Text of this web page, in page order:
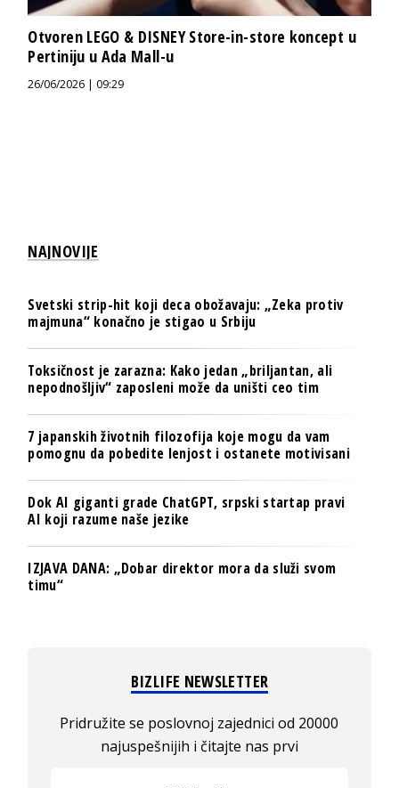
Otvoren LEGO & DISNEY Store-in-store koncept u
Pertiniju u Ada Mall-u
26/06/2026 | 09:29
NAJNOVIJE
Svetski strip-hit koji deca obožavaju: „Zeka protiv
majmuna“ konačno je stigao u Srbiju
Toksičnost je zarazna: Kako jedan „briljantan, ali
nepodnošljiv“ zaposleni može da uništi ceo tim
7 japanskih životnih filozofija koje mogu da vam
pomognu da pobedite lenjost i ostanete motivisani
Dok AI giganti grade ChatGPT, srpski startap pravi
AI koji razume naše jezike
IZJAVA DANA: „Dobar direktor mora da služi svom
timu“
BIZLIFE NEWSLETTER
Pridružite se poslovnoj zajednici od 20000
najuspešnijih i čitajte nas prvi